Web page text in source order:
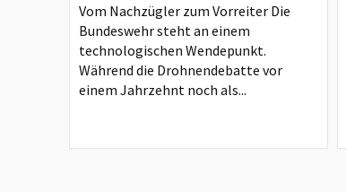
Vom Nachzügler zum Vorreiter Die
Bundeswehr steht an einem
technologischen Wendepunkt.
Während die Drohnendebatte vor
einem Jahrzehnt noch als...